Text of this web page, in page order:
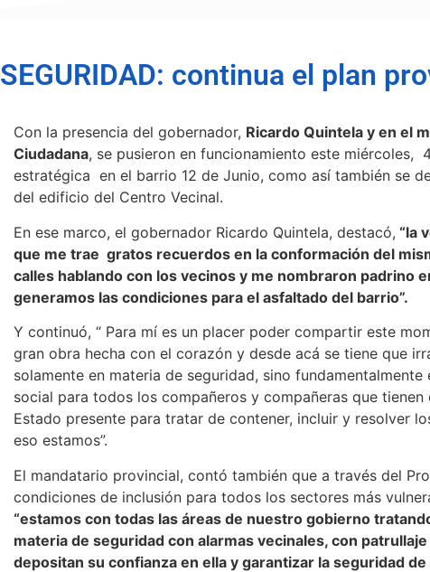
SEGURIDAD: continua el plan
Con la presencia del gobernador, Ricardo Quintela y en el
Ciudadana, se pusieron en funcionamiento este miércoles,
estratégica en el barrio 12 de Junio, como así también se
del edificio del Centro Vecinal.
En ese marco, el gobernador Ricardo Quintela, destacó, “la
que me trae gratos recuerdos en la conformación del
calles hablando con los vecinos y me nombraron padrino
generamos las condiciones para el asfaltado del barrio”.
Y continuó, “ Para mí es un placer poder compartir este
gran obra hecha con el corazón y desde acá se tiene que
solamente en materia de seguridad, sino
social para todos los compañeros y compañeras que
Estado presente para tratar de contener, incluir y resolver
eso estamos”.
El mandatario provincial, contó también que a través del
condiciones de inclusión para todos los sectores más
“estamos con todas las áreas de nuestro gobierno
materia de seguridad con alarmas vecinales, con
depositan su confianza en ella y garantizar la seguridad